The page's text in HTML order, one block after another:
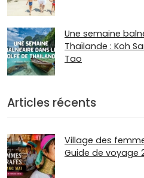
Une semaine
Thaïlande : Koh
Tao
Articles récents
Village des
Guide de voyage